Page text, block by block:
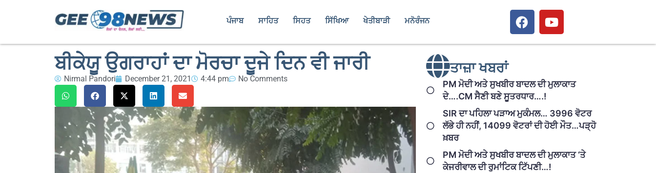
ਪੰਜਾਬ ਸਾਹਿਤ ਸਿਹਤ ਸਿੱਖਿਆ ਖੇਤੀਬਾੜੀ ਮਨੋਰੰਜਨ
ਬੀਕੇਯੂ ਉਗਰਾਹਾਂ ਦਾ ਮੋਰਚਾ ਦੂਜੇ ਦਿਨ ਵੀ ਜਾਰੀ
Nirmal Pandori December 21, 2021 4:44 pm No Comments
ਤਾਜ਼ਾ ਖਬਰਾਂ
PM ਮੋਦੀ ਅਤੇ ਸੁਖਬੀਰ ਬਾਦਲ ਦੀ ਮੁਲਾਕਾਤ
ਦੇ….CM ਸੈਣੀ ਬਣੇ ਸੂਤਰਧਾਰ….!
SIR ਦਾ ਪਹਿਲਾ ਪੜਾਅ ਮੁਕੰਮਲ… 3996 ਵੋਟਰ
ਲੱਭੇ ਹੀ ਨਹੀਂ, 14099 ਵੋਟਰਾਂ ਦੀ ਹੋਈ ਮੌਤ…ਪੜ੍ਹੋ
ਖ਼ਬਰ
PM ਮੋਦੀ ਅਤੇ ਸੁਖਬੀਰ ਬਾਦਲ ਦੀ ਮੁਲਾਕਾਤ ‘ਤੇ
ਕੇਜਰੀਵਾਲ ਦੀ ਰੁਮਾਂਟਿਕ ਟਿੱਪਣੀ…!